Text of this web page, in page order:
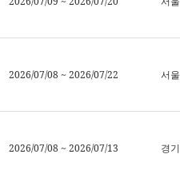
2026/07/08 ~ 2026/07/22 서울
2026/07/08 ~ 2026/07/13 경기